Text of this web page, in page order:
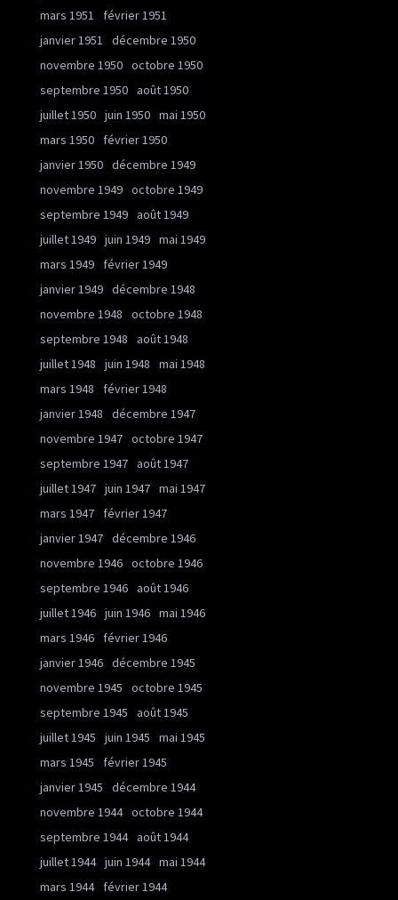
mars 1951
février 1951
janvier 1951
décembre 1950
novembre 1950 octobre 1950
septembre 1950 août 1950
juillet 1950 juin 1950 mai 1950
mars 1950
février 1950
janvier 1950 décembre 1949
novembre 1949 octobre 1949
septembre 1949 août 1949
juillet 1949 juin 1949 mai 1949
mars 1949
février 1949
janvier 1949 décembre 1948
novembre 1948
octobre 1948
septembre 1948
août 1948
juillet 1948
juin 1948
mai 1948
mars 1948
février 1948
janvier 1948
décembre 1947
novembre 1947 octobre 1947
septembre 1947 août 1947
juillet 1947 juin 1947 mai 1947
mars 1947
février 1947
janvier 1947 décembre 1946
novembre 1946 octobre 1946
septembre 1946 août 1946
juillet 1946 juin 1946 mai 1946
mars 1946
février 1946
janvier 1946 décembre 1945
novembre 1945
octobre 1945
septembre 1945
août 1945
juillet 1945
juin 1945
mai 1945
mars 1945
février 1945
janvier 1945
décembre 1944
novembre 1944 octobre 1944
septembre 1944 août 1944
juillet 1944 juin 1944 mai 1944
mars 1944
février 1944